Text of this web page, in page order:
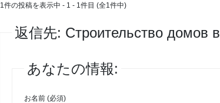
1件の投稿を表示中 - 1 - 1件目 (全1件中)
返信先: Строительство домов
あなたの情報:
お名前 (必須)